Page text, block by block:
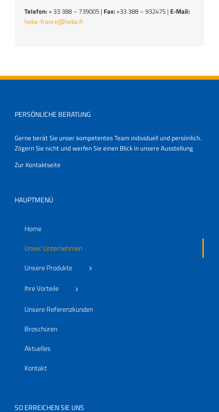
Telefon:+ 33 388 – 739005 | Fax:+33 388 – 932475 | E-Mail:
heka-france@heka.fr
PERSÖNLICHE BERATUNG
Gerne berät Sie unser kompetentes Team individuell und persönlich.
Zögern Sie nicht und werfen Sie einen Blick in unsere Ausstellung
Zur Kontaktseite
HAUPTMENÜ
Home
Unser Unternehmen
Unsere Produkte
Ihre Vorteile
Unsere Referenzkunden
Broschüren
Aktuelles
Kontakt
SO ERREICHEN SIE UNS